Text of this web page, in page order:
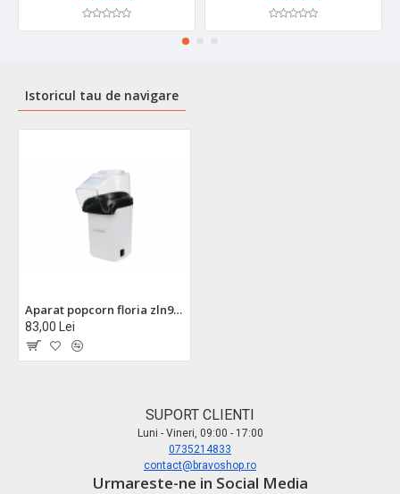
Istoricul tau de navigare
Aparat popcorn floria zln9044 - fara ulei, 1200w, capacitate 60g, bpa free, alb
83,00 Lei
SUPORT CLIENTI
Luni - Vineri, 09:00 - 17:00
0735214833
contact@bravoshop.ro
Urmareste-ne in Social Media